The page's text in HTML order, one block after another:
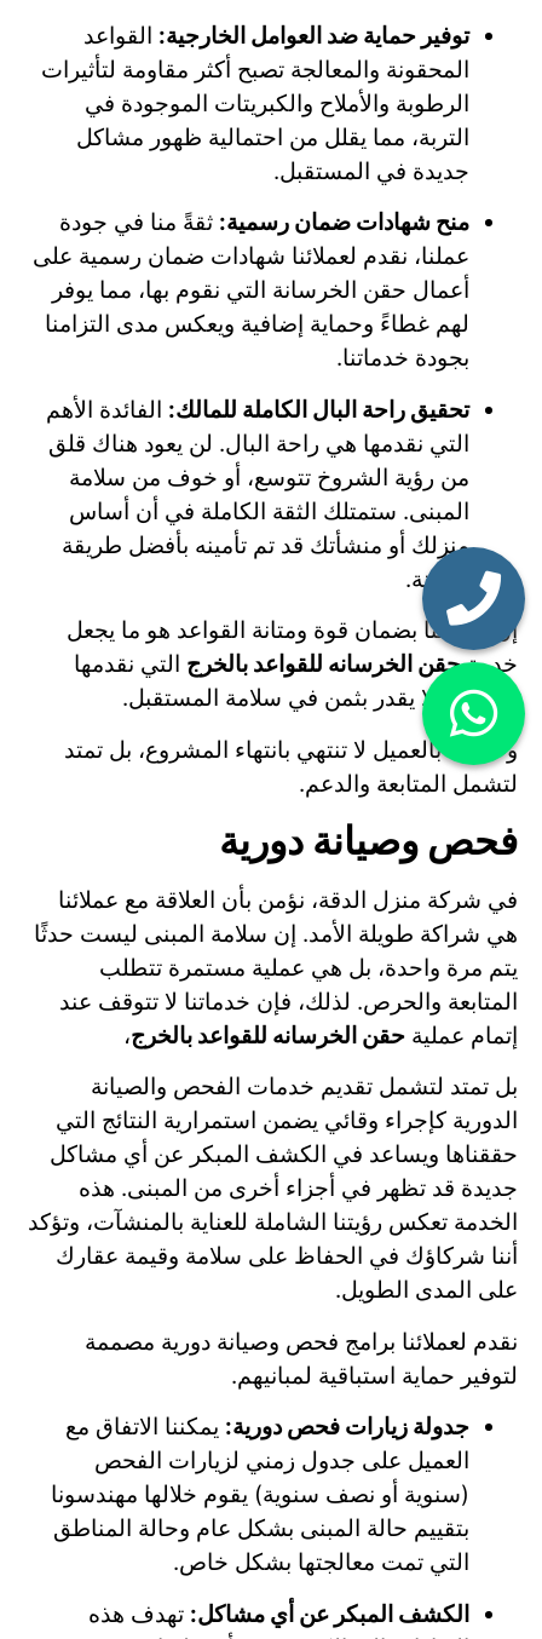
توفير حماية ضد العوامل الخارجية: القواعد
المحقونة والمعالجة تصبح أكثر مقاومة لتأثيرات
الرطوبة والأملاح والكبريتات الموجودة في
التربة، مما يقلل من احتمالية ظهور مشاكل
جديدة في المستقبل.
منح شهادات ضمان رسمية: ثقةً منا في جودة
عملنا، نقدم لعملائنا شهادات ضمان رسمية على
أعمال حقن الخرسانة التي نقوم بها، مما يوفر
لهم غطاءً وحماية إضافية ويعكس مدى التزامنا
بجودة خدماتنا.
تحقيق راحة البال الكاملة للمالك: الفائدة الأهم
التي نقدمها هي راحة البال. لن يعود هناك قلق
من رؤية الشروخ تتوسع، أو خوف من سلامة
المبنى. ستمتلك الثقة الكاملة في أن أساس
منزلك أو منشأتك قد تم تأمينه بأفضل طريقة
ممكنة.
إن التزامنا بضمان قوة ومتانة القواعد هو ما يجعل
خدمةحقن الخرسانه للقواعد بالخرج التي نقدمها
استثمارًا لا يقدر بثمن في سلامة المستقبل.
وعلاقتنا بالعميل لا تنتهي بانتهاء المشروع، بل تمتد
لتشمل المتابعة والدعم.
فحص وصيانة دورية
في شركة منزل الدقة، نؤمن بأن العلاقة مع عملائنا
هي شراكة طويلة الأمد. إن سلامة المبنى ليست حدثًا
يتم مرة واحدة، بل هي عملية مستمرة تتطلب
المتابعة والحرص. لذلك، فإن خدماتنا لا تتوقف عند
إتمام عملية حقن الخرسانه للقواعد بالخرج،
بل تمتد لتشمل تقديم خدمات الفحص والصيانة
الدورية كإجراء وقائي يضمن استمرارية النتائج التي
حققناها ويساعد في الكشف المبكر عن أي مشاكل
جديدة قد تظهر في أجزاء أخرى من المبنى. هذه
الخدمة تعكس رؤيتنا الشاملة للعناية بالمنشآت، وتؤكد
أننا شركاؤك في الحفاظ على سلامة وقيمة عقارك
على المدى الطويل.
نقدم لعملائنا برامج فحص وصيانة دورية مصممة
لتوفير حماية استباقية لمبانيهم.
جدولة زيارات فحص دورية: يمكننا الاتفاق مع
العميل على جدول زمني لزيارات الفحص
(سنوية أو نصف سنوية) يقوم خلالها مهندسونا
بتقييم حالة المبنى بشكل عام وحالة المناطق
التي تمت معالجتها بشكل خاص.
الكشف المبكر عن أي مشاكل: تهدف هذه